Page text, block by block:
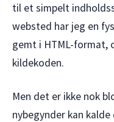
til et simpelt
websted har jeg en
gemt i HTML-format,
kildekoden.
Men det er ikke nok
nybegynder kan